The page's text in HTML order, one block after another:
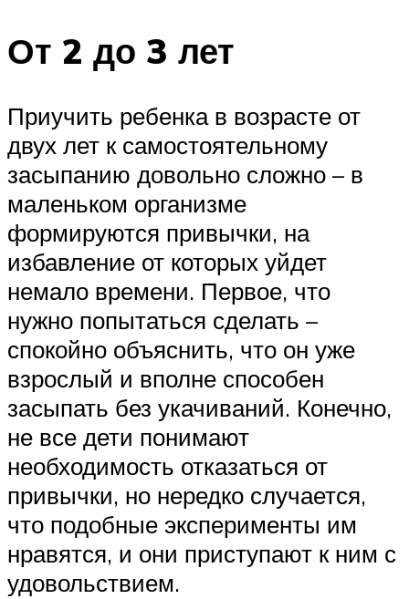
От 2 до 3 лет
Приучить ребенка в возрасте от
двух лет к самостоятельному
засыпанию довольно сложно – в
маленьком организме
формируются привычки, на
избавление от которых уйдет
немало времени. Первое, что
нужно попытаться сделать –
спокойно объяснить, что он уже
взрослый и вполне способен
засыпать без укачиваний. Конечно,
не все дети понимают
необходимость отказаться от
привычки, но нередко случается,
что подобные эксперименты им
нравятся, и они приступают к ним с
удовольствием.